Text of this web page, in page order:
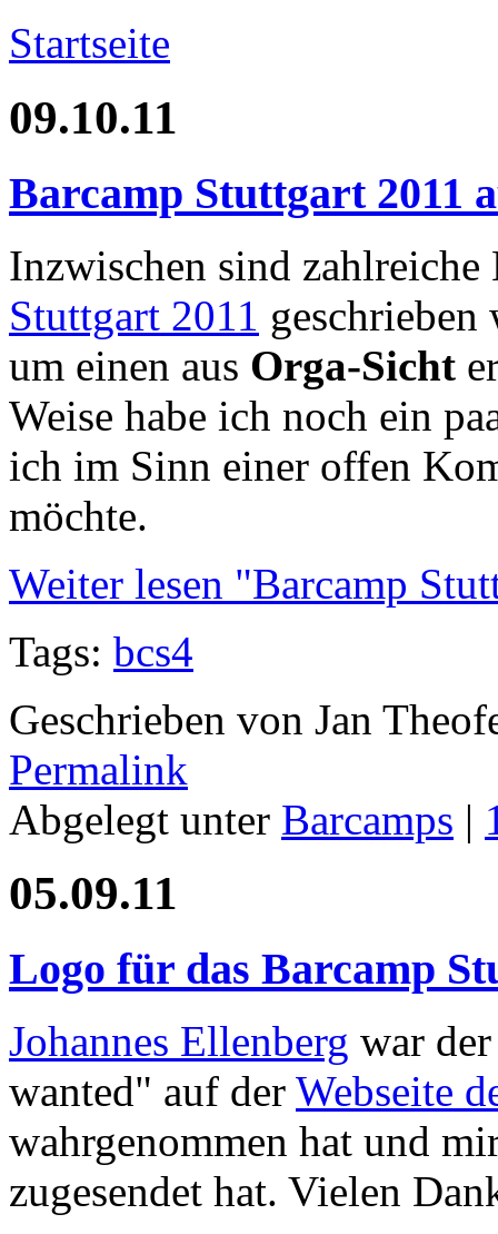
Startseite
09.10.11
Barcamp Stuttgart 2011
Inzwischen sind
Stuttgart 2011
um einen aus Orga-Sicht
Weise habe ich noch ein
ich im Sinn einer offen
möchte.
Weiter lesen "Barcamp
Tags: bcs4
Geschrieben von Jan
Permalink
Abgelegt unter Barcamps |
05.09.11
Logo für das Barcamp
Johannes Ellenberg war
wanted" auf der Webseite
wahrgenommen hat und
zugesendet hat. Vielen